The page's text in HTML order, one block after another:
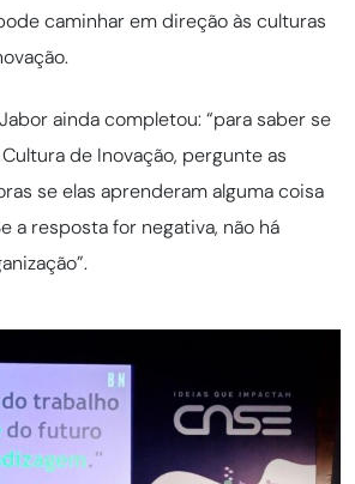
caminhar em direção às culturas
ainda completou: “para saber se
de Inovação, pergunte as
se elas aprenderam alguma coisa
a resposta for negativa, não há